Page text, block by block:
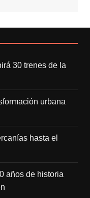
30 trenes de la
urbana
hasta el
años de historia